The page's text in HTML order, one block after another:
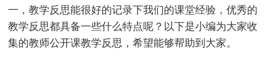
一，教学反思能很好的记录下我们的课堂经验，优秀的
教学反思都具备一些什么特点呢？以下是小编为大家收
集的教师公开课教学反思，希望能够帮助到大家。